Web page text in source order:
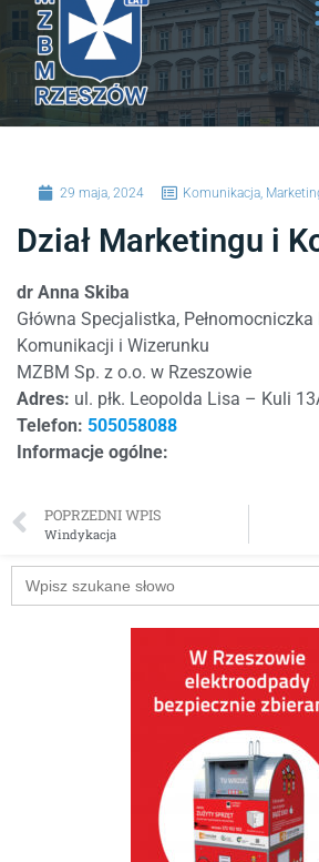
treści
29 maja, 2024 Komunikacja,
Dział Marketingu i
dr Anna Skiba
Główna Specjalistka,
Komunikacji i Wizerunku
MZBM Sp. z o.o. w Rzeszowie
Adres: ul. płk. Leopolda Lisa – Kuli
Telefon: 505058088
Informacje ogólne:
POPRZEDNI WPIS
Windykacja
Search
for: